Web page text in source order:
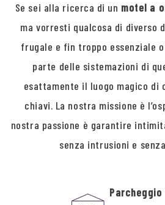
Se sei alla ricerca di un motel a
ma vorresti qualcosa di diverso
frugale e fin troppo essenziale
parte delle sistemazioni di
esattamente il luogo magico di
chiavi. La nostra missione è
nostra passione è garantire
senza intrusioni e